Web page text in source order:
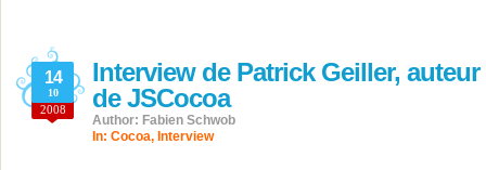
Interview de Patrick Geiller, auteur
de JSCocoa
14
10
2008
Author: Fabien Schwob
In: Cocoa, Interview